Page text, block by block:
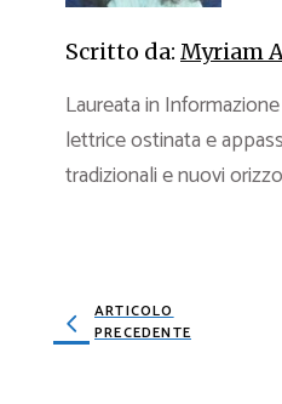
Scritto da: Myriam
Laureata in
lettrice ostinata e
tradizionali e nuovi
ARTICOLO
PRECEDENTE